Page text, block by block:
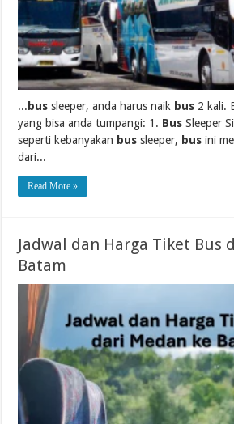
...bus sleeper, anda harus naik bus 2 kali.
yang bisa anda tumpangi: 1. Bus Sleeper
seperti kebanyakan bus sleeper, bus ini
dari...
Read More »
Jadwal dan Harga Tiket Bus
Batam